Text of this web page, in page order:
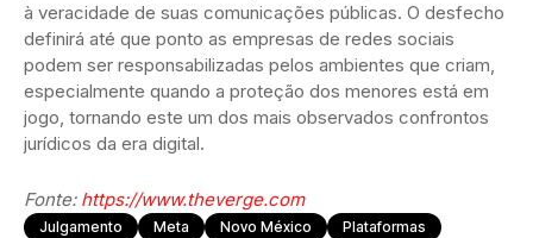
à veracidade de suas comunicações públicas. O desfecho
definirá até que ponto as empresas de redes sociais
podem ser responsabilizadas pelos ambientes que criam,
especialmente quando a proteção dos menores está em
jogo, tornando este um dos mais observados confrontos
jurídicos da era digital.
Fonte: https://www.theverge.com
Julgamento Meta Novo México
Plataformas